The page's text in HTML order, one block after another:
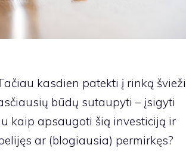
kasdien patekti į rinką
būdų sutaupyti – įsigyti
kaip apsaugoti šią investiciją ir
ar (blogiausia) permirkęs?